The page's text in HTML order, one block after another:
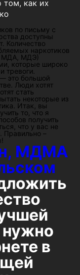
том, как их
по письму с
доступны
Количество
наркотиков
МДА, МДЭ)
которые широко
тревоги.
это большой
Люди хотят
стать
некоторые из
Итак, вы
то, что я
получить
что у вас не
Правильно –
МДМА
нужно
в